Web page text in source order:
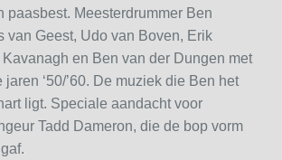
paasbest. Meesterdrummer Ben
van Geest, Udo van Boven, Erik
Kavanagh en Ben van der Dungen met
jaren ‘50/’60. De muziek die Ben het
ligt. Speciale aandacht voor
Tadd Dameron, die de bop vorm